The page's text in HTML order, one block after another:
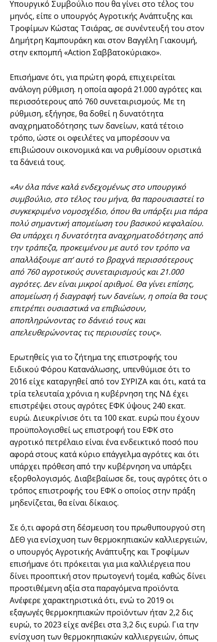
Υπουργικό Συμβούλιο που θα γίνει στο τέλος του
μηνός, είπε ο υπουργός Αγροτικής Ανάπτυξης και
Τροφίμων Κώστας Τσιάρας, σε συνέντευξή του στον
Δημήτρη Καμπουράκη και στον Βαγγέλη Γιακουμή,
στην εκπομπή «Action Σαββατοκύριακο».
Επισήμανε ότι, για πρώτη φορά, επιχειρείται
ανάλογη ρύθμιση. η οποία αφορά 21.000 αγρότες και
περισσότερους από 760 συνεταιρισμούς. Με τη
ρύθμιση, εξήγησε, θα δοθεί η δυνατότητα
αναχρηματοδότησης των δανείων, κατά τέτοιο
τρόπο, ώστε οι οφειλέτες να μπορέσουν να
επιβιώσουν οικονομικά και να ρυθμίσουν οριστικά
τα δάνειά τους.
«Αν όλα πάνε καλά ενδεχομένως στο υπουργικό
συμβούλιο, στο τέλος του μήνα, θα παρουσιαστεί το
συγκεκριμένο νομοσχέδιο, όπου θα υπάρξει μια πάρα
πολύ σημαντική απομείωση του βασικού κεφαλαίου.
Θα υπάρχει η δυνατότητα αναχρηματοδότησης από
την τράπεζα, προκειμένου με αυτό τον τρόπο να
απαλλάξουμε απ’ αυτό το βραχνά περισσότερους
από 760 αγροτικούς συνεταιρισμούς και 21.000
αγρότες. Δεν είναι μικροί αριθμοί. Θα γίνει επίσης,
απομείωση ή διαγραφή των δανείων, η οποία θα τους
επιτρέπει ουσιαστικά να επιβιώσουν,
αποπληρώνοντας το δάνειό τους και
απελευθερώνοντας τις περιουσίες τους».
Ερωτηθείς για το ζήτημα της επιστροφής του
Ειδικού Φόρου Κατανάλωσης, υπενθύμισε ότι το
2016 είχε καταργηθεί από τον ΣΥΡΙΖΑ και ότι, κατά τα
τρία τελευταία χρόνια η κυβέρνηση της ΝΔ έχει
επιστρέψει στους αγρότες ΕΦΚ ύψους 240 εκατ.
ευρώ. Διευκρίνισε ότι τα 100 εκατ. ευρώ που έχουν
προϋπολογισθεί ως επιστροφή του ΕΦΚ στο
αγροτικό πετρέλαιο είναι ένα ενδεικτικό ποσό που
αφορά στους κατά κύριο επάγγελμα αγρότες και ότι
υπάρχει πρόθεση από την κυβέρνηση να υπάρξει
εξορθολογισμός. Διαβεβαίωσε δε, τους αγρότες ότι ο
τρόπος επιστροφής του ΕΦΚ ο οποίος στην πράξη
μηδενίζεται, θα είναι δίκαιος.
Σε ό,τι αφορά στη δέσμευση του πρωθυπουργού στη
ΔΕΘ για ενίσχυση των θερμοκηπιακών καλλιεργειών,
ο υπουργός Αγροτικής Ανάπτυξης και Τροφίμων
επισήμανε ότι πρόκειται για μια καλλιέργεια που
δίνει προοπτική στον πρωτογενή τομέα, καθώς δίνει
προστιθέμενη αξία στα παραγόμενα προϊόντα.
Ανέφερε χαρακτηριστικά ότι, ενώ το 2019 οι
εξαγωγές θερμοκηπιακών προϊόντων ήταν 2,2 δις
ευρώ, το 2023 είχε ανέβει στα 3,2 δις ευρώ. Για την
ενίσχυση των θερμοκηπιακών καλλιεργειών, όπως